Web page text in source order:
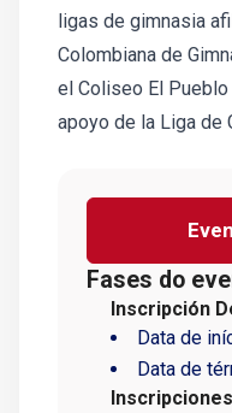
ligas de gimnasia
Colombiana de
el Coliseo El
apoyo de la Liga de
Fases do
Inscripción
Data de
Data de